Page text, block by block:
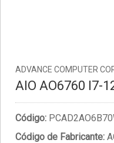
ADVANCE COMPUTER
AIO AO6760 I7-
Código:
Código de Fabricante: